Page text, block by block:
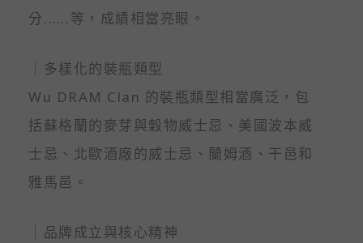
分……等，成績相當亮眼。
｜多樣化的裝瓶類型
Wu DRAM Clan 的裝瓶類型相當廣泛，包
括蘇格蘭的麥芽與穀物威士忌、美國波本威
士忌、北歐酒廠的威士忌、蘭姆酒、干邑和
雅馬邑。
｜品牌成立與核心精神